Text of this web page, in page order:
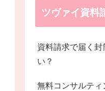
ツヴァイ資料
資料請求で届く
い？
無料コンサルティ